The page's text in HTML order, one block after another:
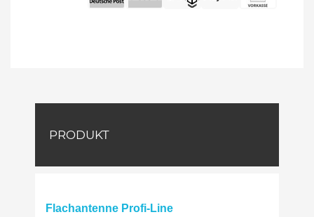
PRODUKT
Flachantenne Profi-Line